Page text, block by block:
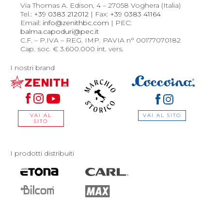
Via Thomas A. Edison, 4 – 27058 Voghera (Italia)
Tel.: +39 0383 212012 | Fax: +39 0383 41164
Email: info@zenithbc.com | PEC:
balma.capoduri@pec.it
C.F. – P.IVA – REG. IMP. PAVIA n° 00177070182
Cap. soc. € 3.600.000 int. vers.
I nostri brand
VAI AL
SITO
VAI AL SITO
I prodotti distribuiti